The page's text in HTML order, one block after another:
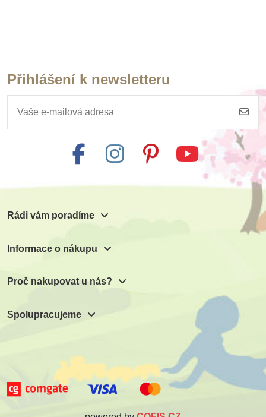
Přihlášení k newsletteru
Rádi vám poradíme
Informace o nákupu
Proč nakupovat u nás?
Spolupracujeme